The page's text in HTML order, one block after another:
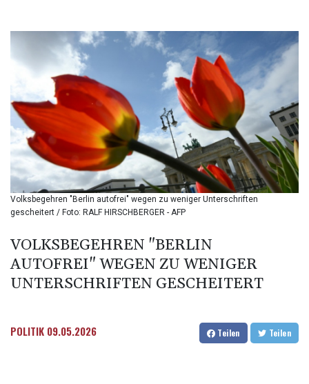
142.639766
BHD 0.434545
3449.985005
BMD 1.155398
BND 1.47658
BOB 13.695177
BRL 5.874733
BSD 1.152289
BTN
109.648538
BWP
15.553455
BYR
22645.802735
BZD 2.317474
2614.086957
CHF 0.934654
Volksbegehren "Berlin autofrei" wegen zu weniger Unterschriften
gescheitert / Foto: RALF HIRSCHBERGER - AFP
VOLKSBEGEHREN "BERLIN
AUTOFREI" WEGEN ZU WENIGER
UNTERSCHRIFTEN GESCHEITERT
POLITIK 09.05.2026 Teilen Teilen